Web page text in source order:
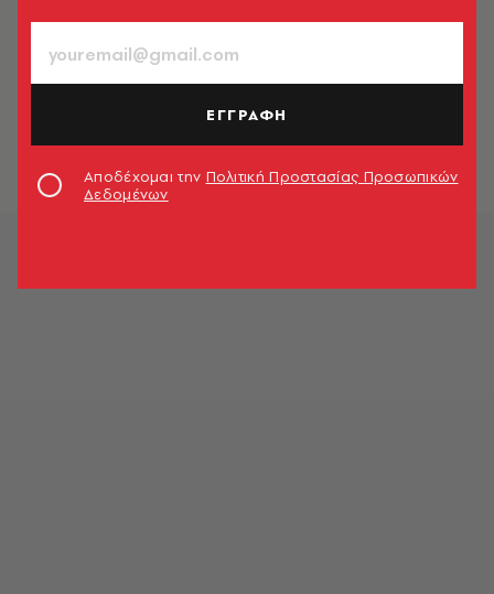
ΚΟΣΜΟΣ
Ο Τραμπ απονέμει χάρη σε σερίφη
που καταδικάστηκε για δωροδοκία
Newsroom
ΕΓΓΡΑΦΗ
Αποδέχομαι την Πολιτική Προστασίας Προσωπικών
Δεδομένων